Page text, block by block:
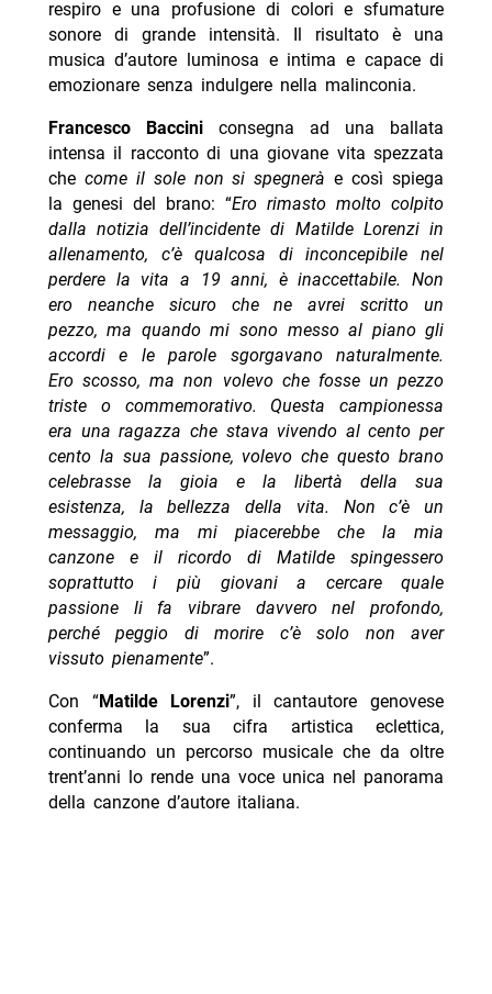
respiro e una profusione di colori e sfumature
sonore di grande intensità. Il risultato è una
musica d’autore luminosa e intima e capace di
emozionare senza indulgere nella malinconia.
Francesco Bacciniconsegna ad una ballata
intensa il racconto di una giovane vita spezzata
che come il sole non si spegneràe così spiega
la genesi del brano: “Ero rimasto molto colpito
dalla notizia dell’incidente di Matilde Lorenzi in
allenamento, c’è qualcosa di inconcepibile nel
perdere la vita a 19 anni, è inaccettabile. Non
ero neanche sicuro che ne avrei scritto un
pezzo, ma quando mi sono messo al piano gli
accordi e le parole sgorgavano naturalmente.
Ero scosso, ma non volevo che fosse un pezzo
triste o commemorativo. Questa campionessa
era una ragazza che stava vivendo al cento per
cento la sua passione, volevo che questo brano
celebrasse la gioia e la libertà della sua
esistenza, la bellezza della vita. Non c’è un
messaggio, ma mi piacerebbe che la mia
canzone e il ricordo di Matilde spingessero
soprattutto i più giovani a cercare quale
passione li fa vibrare davvero nel profondo,
perché peggio di morire c’è solo non aver
vissuto pienamente”.
Con “Matilde Lorenzi”, il cantautore genovese
conferma la sua
cifra artistica eclettica,
continuando un percorso musicale che da oltre
trent’anni lo rende una voce unica nel panorama
della canzone d’autore italiana.